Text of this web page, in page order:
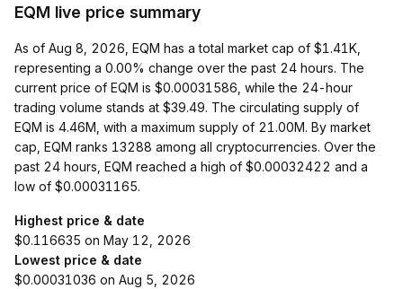
EQM live price summary
As of Aug 8, 2026, EQM has a total market cap of $1.41K,
representing a 0.00% change over the past 24 hours. The
current price of EQM is $0.00031586, while the 24-hour
trading volume stands at $39.49. The circulating supply of
EQM is 4.46M, with a maximum supply of 21.00M. By market
cap, EQM ranks 13288 among all cryptocurrencies. Over the
past 24 hours, EQM reached a high of $0.00032422 and a
low of $0.00031165.
Highest price & date
$0.116635 on May 12, 2026
Lowest price & date
$0.00031036 on Aug 5, 2026